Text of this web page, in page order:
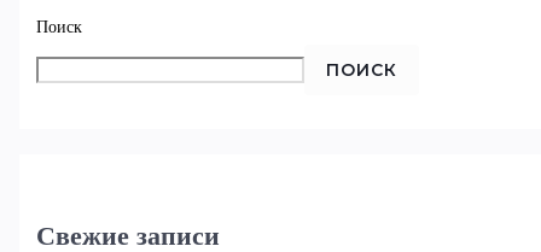
Поиск
ПОИСК
Свежие записи